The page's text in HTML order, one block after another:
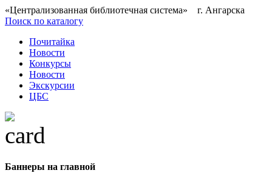
«Централизованная библиотечная система» г. Ангарска
Поиск по каталогу
Почитайка
Новости
Конкурсы
Новости
Экскурсии
ЦБС
Баннеры на главной